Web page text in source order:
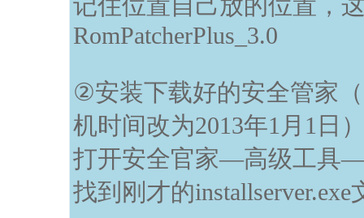
记住位置自己放的位置，
RomPatcherPlus_3.0
②安装下载好的安全管家
机时间改为2013年1月1日
打开安全官家—高级工具
找到刚才的installserver.exe